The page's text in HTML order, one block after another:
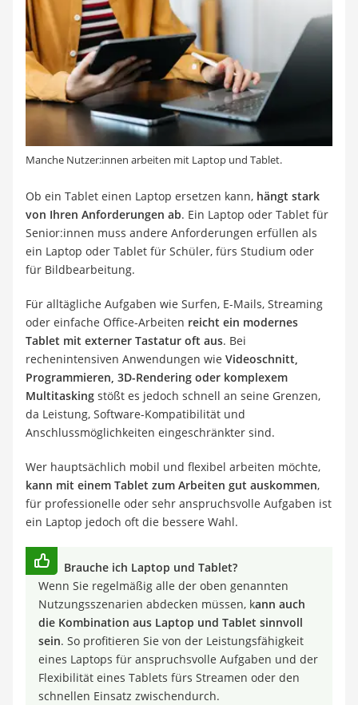
Manche Nutzer:innen arbeiten mit Laptop und Tablet.
Ob ein Tablet einen Laptop ersetzen kann, hängt stark
von Ihren Anforderungen ab. Ein Laptop oder Tablet für
Senior:innen muss andere Anforderungen erfüllen als
ein Laptop oder Tablet für Schüler, fürs Studium oder
für Bildbearbeitung.
Für alltägliche Aufgaben wie Surfen, E-Mails, Streaming
oder einfache Office-Arbeiten reicht ein modernes
Tablet mit externer Tastatur oft aus. Bei
rechenintensiven Anwendungen wie Videoschnitt,
Programmieren, 3D-Rendering oder komplexem
Multitasking stößt es jedoch schnell an seine Grenzen,
da Leistung, Software-Kompatibilität und
Anschlussmöglichkeiten eingeschränkter sind.
Wer hauptsächlich mobil und flexibel arbeiten möchte,
kann mit einem Tablet zum Arbeiten gut auskommen,
für professionelle oder sehr anspruchsvolle Aufgaben ist
ein Laptop jedoch oft die bessere Wahl.
Brauche ich Laptop und Tablet?
Wenn Sie regelmäßig alle der oben genannten
Nutzungsszenarien abdecken müssen, kann auch
die Kombination aus Laptop und Tablet sinnvoll
sein. So profitieren Sie von der Leistungsfähigkeit
eines Laptops für anspruchsvolle Aufgaben und der
Flexibilität eines Tablets fürs Streamen oder den
schnellen Einsatz zwischendurch.